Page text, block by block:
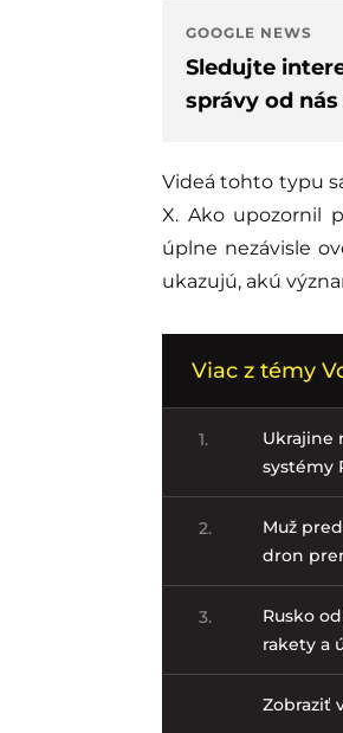
GOOGLE NEWS
Sledujte
správy od
Videá tohto typu
X. Ako upozornil
úplne nezávisle
ukazujú, akú
Viac z témy
1.
Ukrajine
systémy
2.
Muž
dron
3.
Rusko
rakety a
Zobraziť